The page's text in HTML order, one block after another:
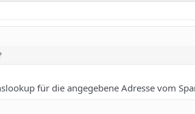
für die angegebene Adresse vom